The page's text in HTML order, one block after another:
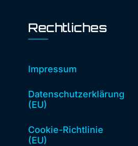
Rechtliches
Impressum
Datenschutzerklärung
(EU)
Cookie-Richtlinie
(EU)